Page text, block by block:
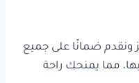
ضمانًا على جميع
مما يمنحك راحة